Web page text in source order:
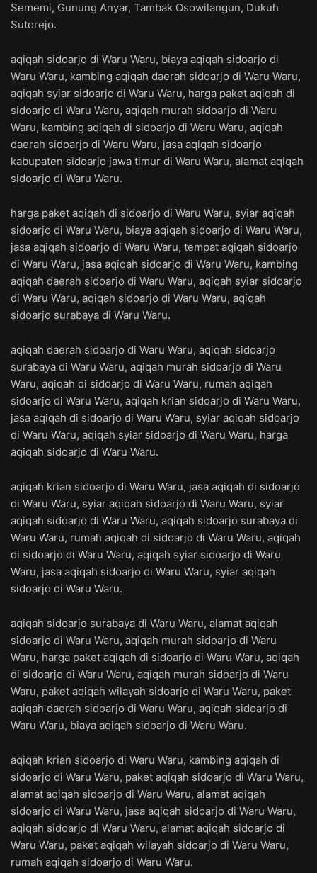
Sememi, Gunung Anyar, Tambak Osowilangun, Dukuh
Sutorejo.
aqiqah sidoarjo di Waru Waru, biaya aqiqah sidoarjo di
Waru Waru, kambing aqiqah daerah sidoarjo di Waru Waru,
aqiqah syiar sidoarjo di Waru Waru, harga paket aqiqah di
sidoarjo di Waru Waru, aqiqah murah sidoarjo di Waru
Waru, kambing aqiqah di sidoarjo di Waru Waru, aqiqah
daerah sidoarjo di Waru Waru, jasa aqiqah sidoarjo
kabupaten sidoarjo jawa timur di Waru Waru, alamat aqiqah
sidoarjo di Waru Waru.
harga paket aqiqah di sidoarjo di Waru Waru, syiar aqiqah
sidoarjo di Waru Waru, biaya aqiqah sidoarjo di Waru Waru,
jasa aqiqah sidoarjo di Waru Waru, tempat aqiqah sidoarjo
di Waru Waru, jasa aqiqah sidoarjo di Waru Waru, kambing
aqiqah daerah sidoarjo di Waru Waru, aqiqah syiar sidoarjo
di Waru Waru, aqiqah sidoarjo di Waru Waru, aqiqah
sidoarjo surabaya di Waru Waru.
aqiqah daerah sidoarjo di Waru Waru, aqiqah sidoarjo
surabaya di Waru Waru, aqiqah murah sidoarjo di Waru
Waru, aqiqah di sidoarjo di Waru Waru, rumah aqiqah
sidoarjo di Waru Waru, aqiqah krian sidoarjo di Waru Waru,
jasa aqiqah di sidoarjo di Waru Waru, syiar aqiqah sidoarjo
di Waru Waru, aqiqah syiar sidoarjo di Waru Waru, harga
aqiqah sidoarjo di Waru Waru.
aqiqah krian sidoarjo di Waru Waru, jasa aqiqah di sidoarjo
di Waru Waru, syiar aqiqah sidoarjo di Waru Waru, syiar
aqiqah sidoarjo di Waru Waru, aqiqah sidoarjo surabaya di
Waru Waru, rumah aqiqah di sidoarjo di Waru Waru, aqiqah
di sidoarjo di Waru Waru, aqiqah syiar sidoarjo di Waru
Waru, jasa aqiqah sidoarjo di Waru Waru, syiar aqiqah
sidoarjo di Waru Waru.
aqiqah sidoarjo surabaya di Waru Waru, alamat aqiqah
sidoarjo di Waru Waru, aqiqah murah sidoarjo di Waru
Waru, harga paket aqiqah di sidoarjo di Waru Waru, aqiqah
di sidoarjo di Waru Waru, aqiqah murah sidoarjo di Waru
Waru, paket aqiqah wilayah sidoarjo di Waru Waru, paket
aqiqah daerah sidoarjo di Waru Waru, aqiqah sidoarjo di
Waru Waru, biaya aqiqah sidoarjo di Waru Waru.
aqiqah krian sidoarjo di Waru Waru, kambing aqiqah di
sidoarjo di Waru Waru, paket aqiqah sidoarjo di Waru Waru,
alamat aqiqah sidoarjo di Waru Waru, alamat aqiqah
sidoarjo di Waru Waru, jasa aqiqah sidoarjo di Waru Waru,
aqiqah sidoarjo di Waru Waru, alamat aqiqah sidoarjo di
Waru Waru, paket aqiqah wilayah sidoarjo di Waru Waru,
rumah aqiqah sidoarjo di Waru Waru.